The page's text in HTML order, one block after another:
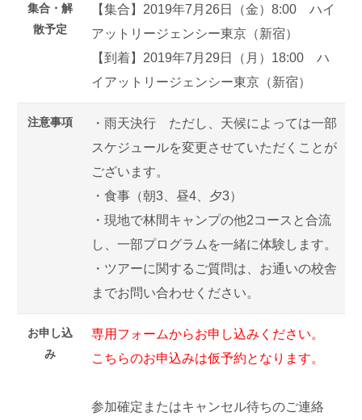
集合・解
散予定
【集合】2019年7月26日（金）8:00 ハイ
アットリージェンシー東京（新宿）
【到着】2019年7月29日（月）18:00 ハ
イアットリージェンシー東京（新宿）
注意事項
・雨天決行 ただし、天候によっては一部
スケジュールを変更させていただくことが
ございます。
・食事（朝3、昼4、夕3）
・現地で林間キャンプの他2コースと合流
し、一部プログラムを一緒に体験します。
・ツアーに関するご質問は、お通いの校舎
までお問い合わせください。
お申し込
み
専用フォームからお申し込みください。
こちらのお申込みは仮予約となります。
参加確定またはキャンセル待ちのご連絡